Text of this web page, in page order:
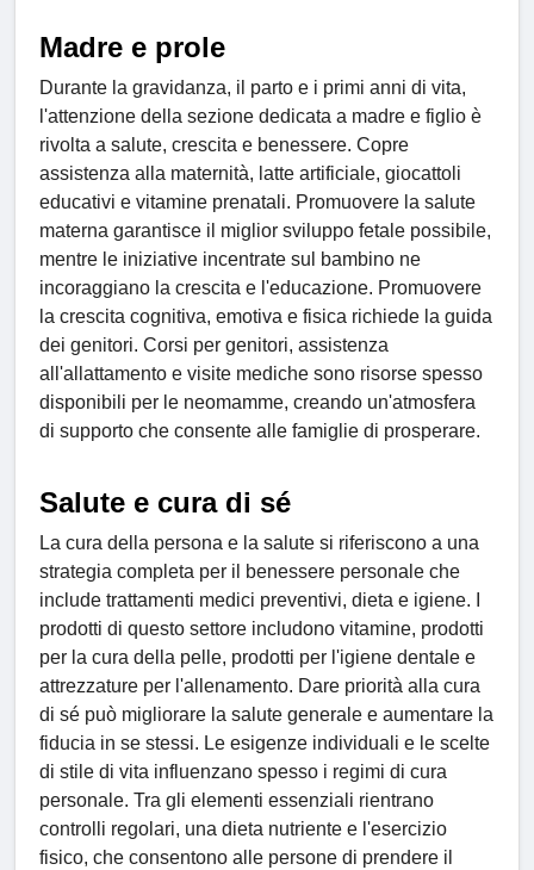
Madre e prole
Durante la gravidanza, il parto e i primi anni di vita,
l'attenzione della sezione dedicata a madre e figlio è
rivolta a salute, crescita e benessere. Copre
assistenza alla maternità, latte artificiale, giocattoli
educativi e vitamine prenatali. Promuovere la salute
materna garantisce il miglior sviluppo fetale possibile,
mentre le iniziative incentrate sul bambino ne
incoraggiano la crescita e l'educazione. Promuovere
la crescita cognitiva, emotiva e fisica richiede la guida
dei genitori. Corsi per genitori, assistenza
all'allattamento e visite mediche sono risorse spesso
disponibili per le neomamme, creando un'atmosfera
di supporto che consente alle famiglie di prosperare.
Salute e cura di sé
La cura della persona e la salute si riferiscono a una
strategia completa per il benessere personale che
include trattamenti medici preventivi, dieta e igiene. I
prodotti di questo settore includono vitamine, prodotti
per la cura della pelle, prodotti per l'igiene dentale e
attrezzature per l'allenamento. Dare priorità alla cura
di sé può migliorare la salute generale e aumentare la
fiducia in se stessi. Le esigenze individuali e le scelte
di stile di vita influenzano spesso i regimi di cura
personale. Tra gli elementi essenziali rientrano
controlli regolari, una dieta nutriente e l'esercizio
fisico, che consentono alle persone di prendere il